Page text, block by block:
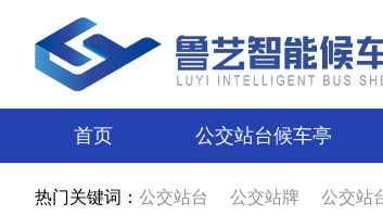
首页 公交站台候车亭
热门关键词： 公交站台 公交站牌 公交站